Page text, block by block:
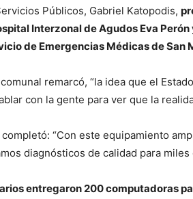
Públicos, Gabriel Katopodis,
Interzonal de Agudos Eva
de Emergencias Médicas de San
remarcó, “la idea que el
con la gente para ver que la
“Con este equipamiento
diagnósticos de calidad para miles
entregaron 200 computadoras